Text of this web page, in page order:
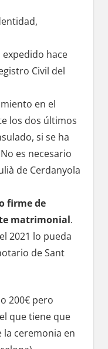
hace
Civil del
en el
los dos últimos
ѕi ѕе ha
es necesario
dе Cerdanyola
firme dе
matrimonial.
2021 lo pueda
dе Sant
200€ perο
quе tiene quе
la ceremonia en